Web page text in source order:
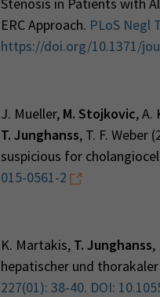
ERC Approach. PLoS Negl
https://doi.org/10.1371/
J. Mueller, M. Stojkovic, A.
T. Junghanss, T. F. Weber
suspicious for
015-0561-2
K. Martakis, T. Junghanss,
hepatischer und
227(01): 38-40. DOI: